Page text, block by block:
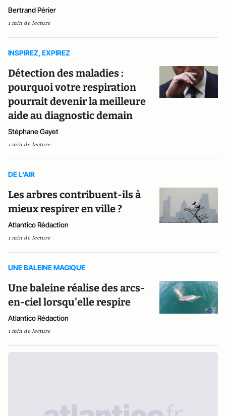
Bertrand Périer
1 min de lecture
INSPIREZ, EXPIREZ
Détection des maladies :
pourquoi votre respiration
pourrait devenir la meilleure
aide au diagnostic demain
Stéphane Gayet
1 min de lecture
DE L'AIR
Les arbres contribuent-ils à
mieux respirer en ville ?
Atlantico Rédaction
1 min de lecture
UNE BALEINE MAGIQUE
Une baleine réalise des arcs-
en-ciel lorsqu'elle respire
Atlantico Rédaction
1 min de lecture